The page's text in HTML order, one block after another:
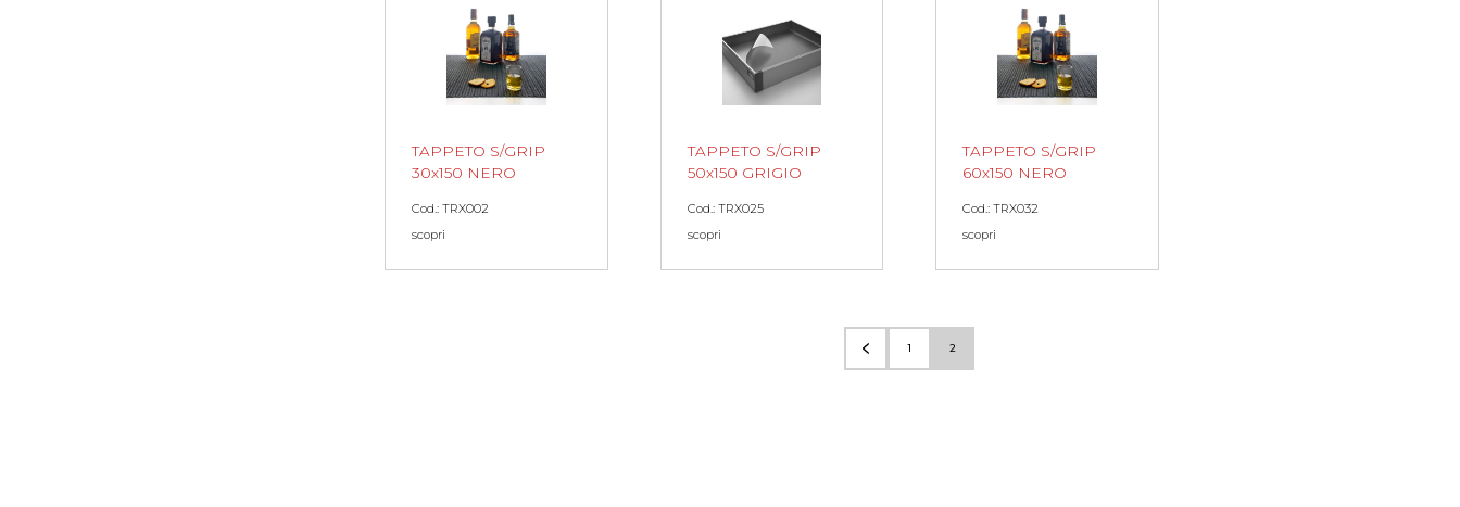
TAPPETO S/GRIP
30x150 NERO
Cod.: TRX002
scopri
TAPPETO S/GRIP
50x150 GRIGIO
Cod.: TRX025
scopri
TAPPETO S/GRIP
60x150 NERO
Cod.: TRX032
scopri
1 2